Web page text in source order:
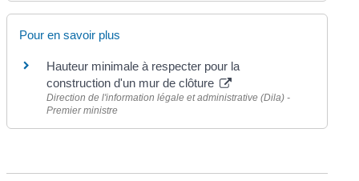
Pour en savoir plus
Hauteur minimale à respecter pour la
construction d'un mur de clôture
Direction de l'information légale et administrative (Dila) -
Premier ministre